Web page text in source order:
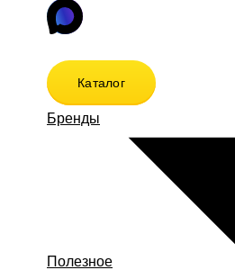
Каталог
Бренды
Полезное